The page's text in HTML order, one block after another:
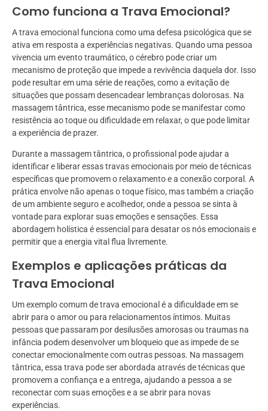
Como funciona a Trava Emocional?
A trava emocional funciona como uma defesa psicológica que se
ativa em resposta a experiências negativas. Quando uma pessoa
vivencia um evento traumático, o cérebro pode criar um
mecanismo de proteção que impede a revivência daquela dor. Isso
pode resultar em uma série de reações, como a evitação de
situações que possam desencadear lembranças dolorosas. Na
massagem tântrica, esse mecanismo pode se manifestar como
resistência ao toque ou dificuldade em relaxar, o que pode limitar
a experiência de prazer.
Durante a massagem tântrica, o profissional pode ajudar a
identificar e liberar essas travas emocionais por meio de técnicas
específicas que promovem o relaxamento e a conexão corporal. A
prática envolve não apenas o toque físico, mas também a criação
de um ambiente seguro e acolhedor, onde a pessoa se sinta à
vontade para explorar suas emoções e sensações. Essa
abordagem holística é essencial para desatar os nós emocionais e
permitir que a energia vital flua livremente.
Exemplos e aplicações práticas da
Trava Emocional
Um exemplo comum de trava emocional é a dificuldade em se
abrir para o amor ou para relacionamentos íntimos. Muitas
pessoas que passaram por desilusões amorosas ou traumas na
infância podem desenvolver um bloqueio que as impede de se
conectar emocionalmente com outras pessoas. Na massagem
tântrica, essa trava pode ser abordada através de técnicas que
promovem a confiança e a entrega, ajudando a pessoa a se
reconectar com suas emoções e a se abrir para novas
experiências.